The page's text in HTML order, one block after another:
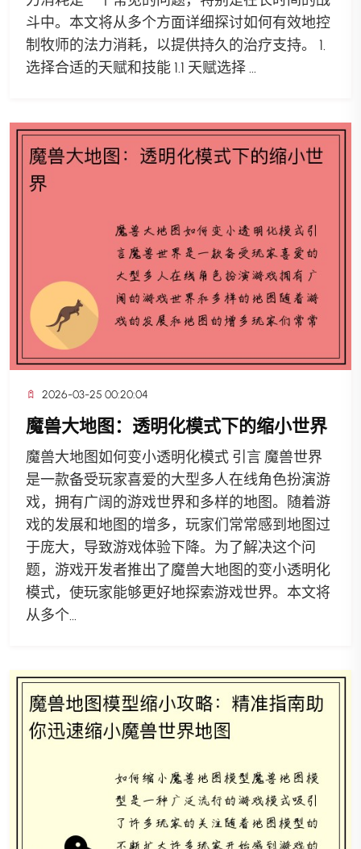
斗中。本文将从多个方面详细探讨如何有效地控
制牧师的法力消耗，以提供持久的治疗支持。 1.
选择合适的天赋和技能 1.1 天赋选择 ...
2026-03-25 00:20:04
魔兽大地图：透明化模式下的缩小世界
魔兽大地图如何变小透明化模式 引言 魔兽世界
是一款备受玩家喜爱的大型多人在线角色扮演游
戏，拥有广阔的游戏世界和多样的地图。随着游
戏的发展和地图的增多，玩家们常常感到地图过
于庞大，导致游戏体验下降。为了解决这个问
题，游戏开发者推出了魔兽大地图的变小透明化
模式，使玩家能够更好地探索游戏世界。本文将
从多个...